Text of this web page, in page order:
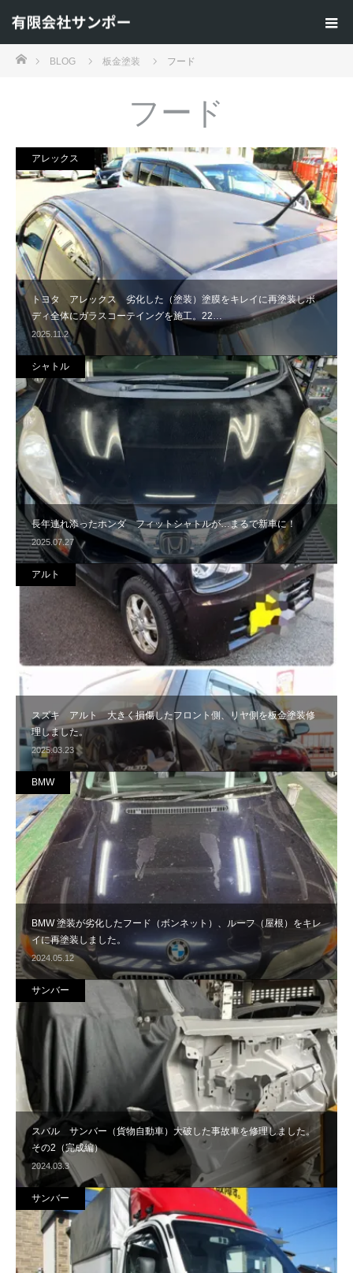
ホームBLOG 板金塗装 フード
フード
トヨタ アレックス 劣化した（塗装）塗膜をキレイに再塗装しボ
ディ全体にガラスコーテイングを施工。22…
2025.11.2
アレックス
長年連れ添ったホンダ フィットシャトルが…まるで新車に！
2025.07.27
シャトル
スズキ アルト 大きく損傷したフロント側、リヤ側を板金塗装修
理しました。
2025.03.23
アルト
BMW 塗装が劣化したフード（ボンネット）、ルーフ（屋根）をキレ
イに再塗装しました。
2024.05.12
BMW
スバル サンバー（貨物自動車）大破した事故車を修理しました。
その2（完成編）
2024.03.3
サンバー
サンバー